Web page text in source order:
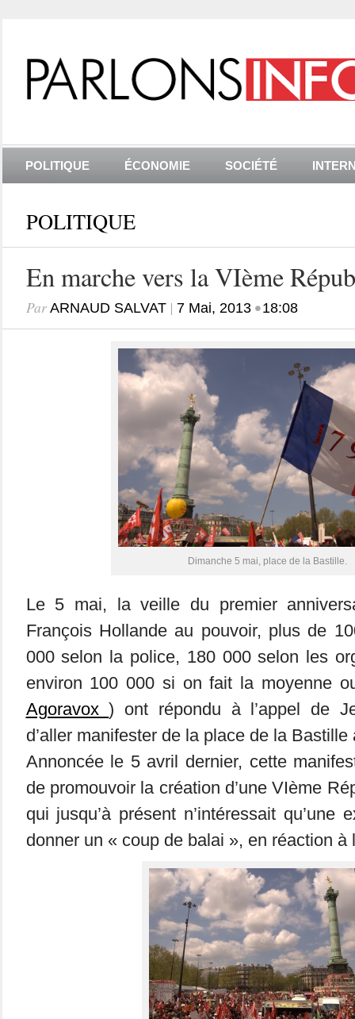
POLITIQUE ÉCONOMIE SOCIÉTÉ
POLITIQUE
En marche vers la VIème
Par ARNAUD SALVAT| 7 Mai, 2013•18:08
Dimanche 5 mai, place de la Bastille.
Le 5 mai, la veille du premier
François Hollande au pouvoir, plus de
000 selon la police, 180 000 selon les
environ 100 000 si on fait la moyenne
Agoravox) ont répondu à l’appel de
d’aller manifester de la place de la
Annoncée le 5 avril dernier, cette
de promouvoir la création d’une VIème
qui jusqu’à présent n’intéressait qu’une
donner un « coup de balai », en réaction à